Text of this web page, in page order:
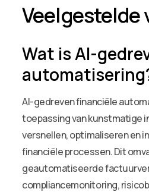
Veelgestelde
Wat is AI-
AI-gedreven financiële
toepassing van kunstmatige
versnellen, optimaliseren en
financiële processen. Dit
geautomatiseerde
compliancemonitoring,